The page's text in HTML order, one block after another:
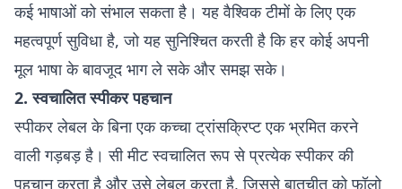
कई भाषाओं को संभाल सकता है। यह वैश्विक टीमों के लिए एक
महत्वपूर्ण सुविधा है, जो यह सुनिश्चित करती है कि हर कोई अपनी
मूल भाषा के बावजूद भाग ले सके और समझ सके।
2. स्वचालित स्पीकर पहचान
स्पीकर लेबल के बिना एक कच्चा ट्रांसक्रिप्ट एक भ्रमित करने
वाली गड़बड़ है। सी मीट स्वचालित रूप से प्रत्येक स्पीकर की
पहचान करता है और उसे लेबल करता है, जिससे बातचीत को फॉलो